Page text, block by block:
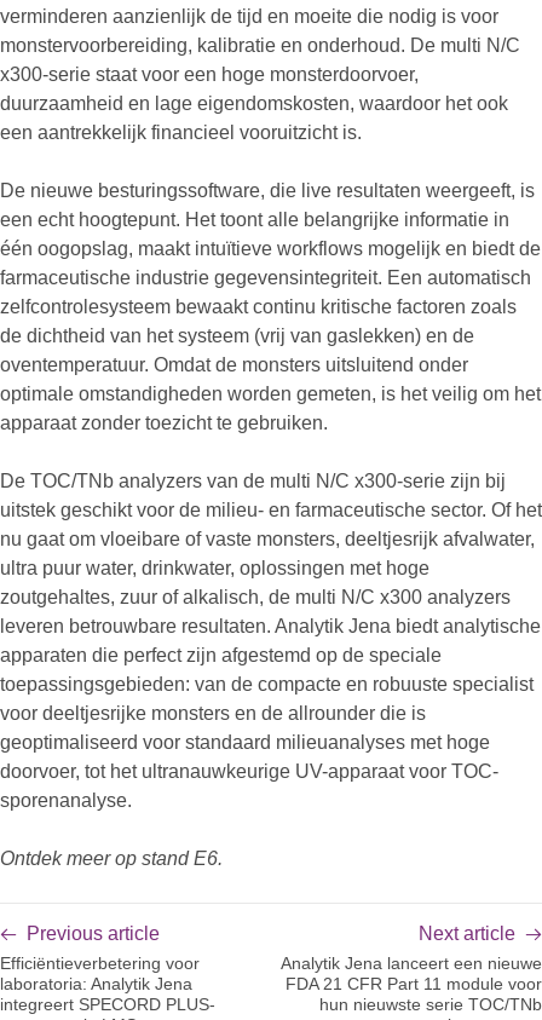
verminderen aanzienlijk de tijd en moeite die nodig is voor
monstervoorbereiding, kalibratie en onderhoud. De multi N/C
x300-serie staat voor een hoge monsterdoorvoer,
duurzaamheid en lage eigendomskosten, waardoor het ook
een aantrekkelijk financieel vooruitzicht is.
De nieuwe besturingssoftware, die live resultaten weergeeft, is
een echt hoogtepunt. Het toont alle belangrijke informatie in
één oogopslag, maakt intuïtieve workflows mogelijk en biedt de
farmaceutische industrie gegevensintegriteit. Een automatisch
zelfcontrolesysteem bewaakt continu kritische factoren zoals
de dichtheid van het systeem (vrij van gaslekken) en de
oventemperatuur. Omdat de monsters uitsluitend onder
optimale omstandigheden worden gemeten, is het veilig om het
apparaat zonder toezicht te gebruiken.
De TOC/TNb analyzers van de multi N/C x300-serie zijn bij
uitstek geschikt voor de milieu- en farmaceutische sector. Of het
nu gaat om vloeibare of vaste monsters, deeltjesrijk afvalwater,
ultra puur water, drinkwater, oplossingen met hoge
zoutgehaltes, zuur of alkalisch, de multi N/C x300 analyzers
leveren betrouwbare resultaten. Analytik Jena biedt analytische
apparaten die perfect zijn afgestemd op de speciale
toepassingsgebieden: van de compacte en robuuste specialist
voor deeltjesrijke monsters en de allrounder die is
geoptimaliseerd voor standaard milieuanalyses met hoge
doorvoer, tot het ultranauwkeurige UV-apparaat voor TOC-
sporenanalyse.
Ontdek meer op stand E6.
Previous article
Efficiëntieverbetering voor
laboratoria: Analytik Jena
integreert SPECORD PLUS-
Next article
Analytik Jena lanceert een nieuwe
FDA 21 CFR Part 11 module voor
hun nieuwste serie TOC/TNb